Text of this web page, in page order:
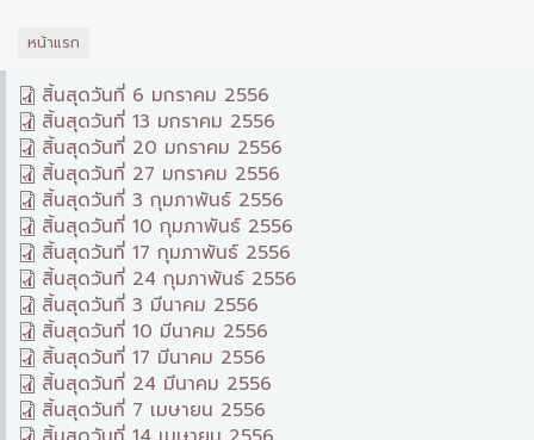
หน้าแรก
เอกสาร
ที่
เกี่ยวข้อง
สิ้นสุดวันที่ 6 มกราคม 2556
สิ้นสุดวันที่ 13 มกราคม 2556
สิ้นสุดวันที่ 20 มกราคม 2556
สิ้นสุดวันที่ 27 มกราคม 2556
สิ้นสุดวันที่ 3 กุมภาพันธ์ 2556
สิ้นสุดวันที่ 10 กุมภาพันธ์ 2556
สิ้นสุดวันที่ 17 กุมภาพันธ์ 2556
สิ้นสุดวันที่ 24 กุมภาพันธ์ 2556
สิ้นสุดวันที่ 3 มีนาคม 2556
สิ้นสุดวันที่ 10 มีนาคม 2556
สิ้นสุดวันที่ 17 มีนาคม 2556
สิ้นสุดวันที่ 24 มีนาคม 2556
สิ้นสุดวันที่ 7 เมษายน 2556